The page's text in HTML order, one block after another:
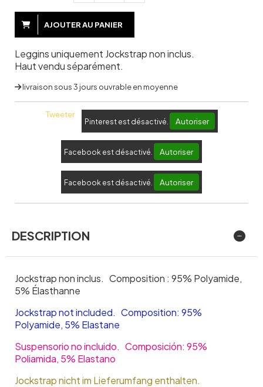
AJOUTER AU PANIER
Leggins uniquement Jockstrap non inclus.
Haut vendu séparément.
livraison sous 3 jours ouvrable en moyenne
Tweeter
Pinterest est désactivé. Autoriser
Facebook est désactivé. Autoriser
Facebook est désactivé. Autoriser
DESCRIPTION
Jockstrap non inclus. Composition : 95% Polyamide,
5% Élasthanne
Jockstrap not included. Composition: 95%
Polyamide, 5% Elastane
Suspensorio no incluido. Composición: 95%
Poliamida, 5% Elastano
Jockstrap nicht im Lieferumfang enthalten.